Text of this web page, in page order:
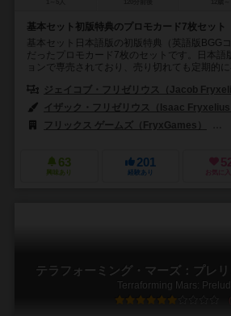
基本セット初版特典のプロモカード7枚セット
基本セット日本語版の初版特典（英語版BGG
だったプロモカード7枚のセットです。日本語
ョンで専売されており、売り切れても定期的に
ジェイコブ・フリゼリウス（Jacob
イザック・フリゼリウス（Isaac Fryxelius
フリックス ゲームズ（FryxGames）
63
興味あり
201
経験あり お気に入
テラフォーミング・マーズ：プレリ
Terraforming Mars: